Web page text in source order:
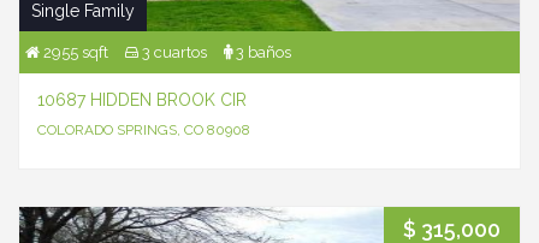
Single Family
2955 sqft 3 cuartos 3 baños
10687 HIDDEN BROOK CIR
COLORADO SPRINGS, CO 80908
$ 315,000